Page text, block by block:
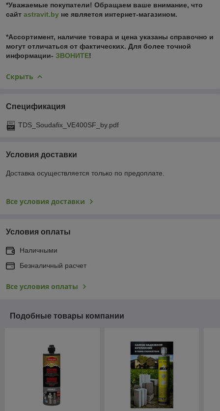
*Уважаемые покупатели! Обращаем ваше внимание, что
сайт astravit.by не является интернет-магазином.
*Ассортимент, наличие товара и цена указаны справочно и
могут отличаться от фактических. Для более точной
информации- ЗВОНИТЕ!
Скрыть
Спецификация
TDS_Soudafix_VE400SF_by.pdf
Условия доставки
Доставка осуществляется только по предоплате.
Все условия доставки
Условия оплаты
Наличными
Безналичный расчет
Все условия оплаты
Подобные товары компании